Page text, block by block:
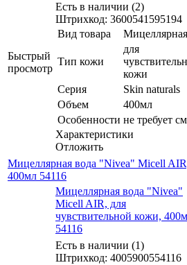
Быстрый
просмотр
Есть в наличии (2)
Штрихкод: 3600541595194
Вид товара
Тип кожи
для
кожи
Серия
Skin naturals
Объем
400мл
Особенности не требует
Характеристики
Отложить
Мицеллярная вода "Nivea" Micell
400мл 54116
Мицеллярная вода "Nivea"
Micell AIR, для
чувствительной кожи,
54116
Есть в наличии (1)
Штрихкод: 4005900554116